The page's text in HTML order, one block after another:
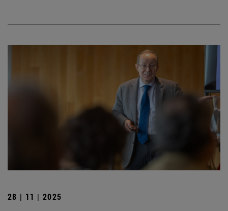
28 | 11 | 2025